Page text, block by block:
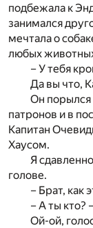
подбежала к
занимался
мечтала о
любых
– У тебя
Да вы что,
Он порылся
патронов и в
Капитан
Хаусом.
Я
голове.
– Брат, как
– А ты кто?
Ой-ой,